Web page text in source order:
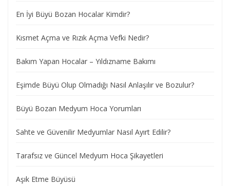
En İyi Büyü Bozan Hocalar Kimdir?
Kısmet Açma ve Rızık Açma Vefki Nedir?
Bakım Yapan Hocalar – Yıldızname Bakımı
Eşimde Büyü Olup Olmadığı Nasıl Anlaşılır ve Bozulur?
Büyü Bozan Medyum Hoca Yorumları
Sahte ve Güvenilir Medyumlar Nasıl Ayırt Edilir?
Tarafsız ve Güncel Medyum Hoca Şikayetleri
Aşık Etme Büyüsü